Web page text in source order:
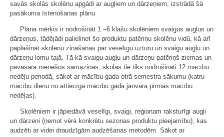
savās skolās skolēnu apgādi ar augļiem un dārzeņiem, izstrādā šā
pasākuma īstenošanas plānu.
Plāna mērķis ir nodrošināt 1.–6.klašu skolēniem svaigus augļus un
dārzeņus, tādējādi palielinot šo produktu patēriņu skolēnu vidū, kā arī
paplašināt skolēnu zināšanas par veselīgu uzturu un svaigu augļu un
dārzeņu lomu tajā. Tā kā svaigu augļu un dārzeņu patēriņš ziemas un
pavasara mēnešos samazinās, skolās tie tiks nodrošināti 12 mācību
nedēļu periodā, sākot ar mācību gada otrā semestra sākumu (katru
mācību dienu no attiecīgā mācību gada janvāra pirmās mācību
nedēļas).
Skolēniem ir jāpiedāvā veselīgi, svaigi, reģionam raksturīgi augļi
un dārzeņi (ņemot vērā konkrētu sezonas produktu pieejamību), kas
audzēti ar videi draudzīgām audzēšanas metodēm. Sākot ar